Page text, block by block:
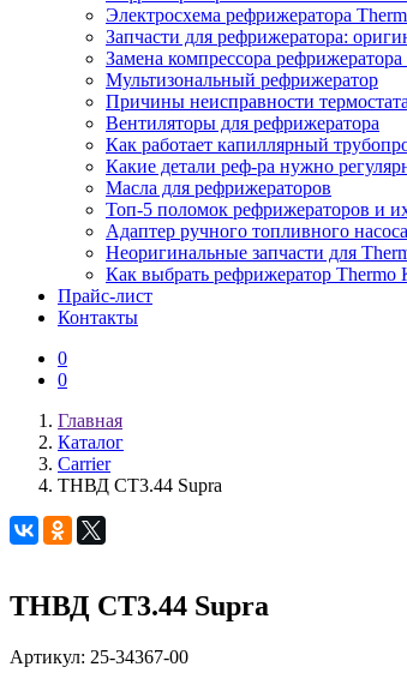
Электросхема рефрижератора
Запчасти для рефрижератора:
Замена компрессора
Мультизональный рефрижератор
Причины неисправности
Вентиляторы для рефрижератора
Как работает капиллярный
Какие детали реф-ра нужно
Масла для рефрижераторов
Топ-5 поломок рефрижераторов и
Адаптер ручного топливного насоса
Неоригинальные запчасти для
Как выбрать рефрижератор Thermo
Прайс-лист
Контакты
0
0
Главная
Каталог
Carrier
ТНВД СТ3.44 Supra
ТНВД СТ3.44 Supra
Артикул: 25-34367-00